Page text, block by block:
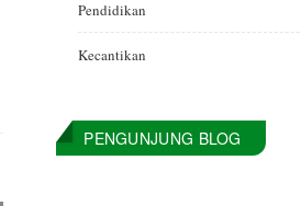
Pendidikan
Kecantikan
PENGUNJUNG BLOG